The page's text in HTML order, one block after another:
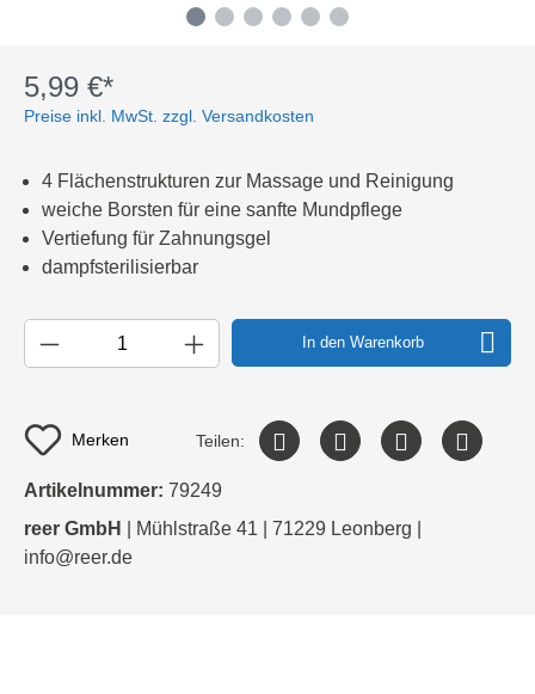
5,99 €*
Preise inkl. MwSt. zzgl. Versandkosten
4 Flächenstrukturen zur Massage und Reinigung
weiche Borsten für eine sanfte Mundpflege
Vertiefung für Zahnungsgel
dampfsterilisierbar
In den Warenkorb
Merken Teilen:
Artikelnummer: 79249
reer GmbH
| Mühlstraße 41 | 71229 Leonberg |
info@reer.de